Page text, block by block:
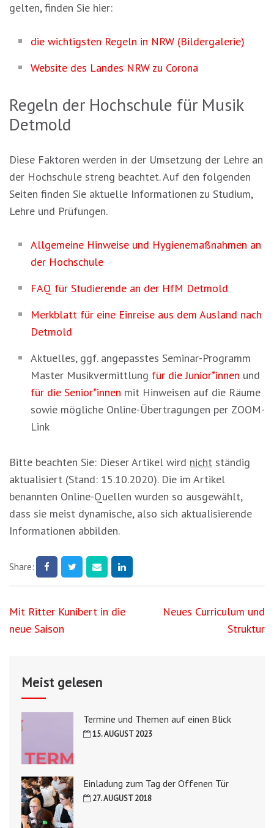
gelten, finden Sie hier:
die wichtigsten Regeln in NRW (Bildergalerie)
Website des Landes NRW zu Corona
Regeln der Hochschule für Musik
Detmold
Diese Faktoren werden in der Umsetzung der Lehre an
der Hochschule streng beachtet. Auf den folgenden
Seiten finden Sie aktuelle Informationen zu Studium,
Lehre und Prüfungen.
Allgemeine Hinweise und Hygienemaßnahmen an
der Hochschule
FAQ für Studierende an der HfM Detmold
Merkblatt für eine Einreise aus dem Ausland nach
Detmold
Aktuelles, ggf. angepasstes Seminar-Programm
Master Musikvermittlung für die Junior*innen und
für die Senior*innen mit Hinweisen auf die Räume
sowie mögliche Online-Übertragungen per ZOOM-
Link
Bitte beachten Sie: Dieser Artikel wird nicht ständig
aktualisiert (Stand: 15.10.2020). Die im Artikel
benannten Online-Quellen wurden so ausgewählt,
dass sie meist dynamische, also sich aktualisierende
Informationen abbilden.
Share:
Beitragsnavigation
Mit Ritter Kunibert in die
neue Saison
Neues Curriculum und
Struktur
Meist gelesen
Termine und Themen auf einen Blick
15. AUGUST 2023
Einladung zum Tag der Offenen Tür
27. AUGUST 2018